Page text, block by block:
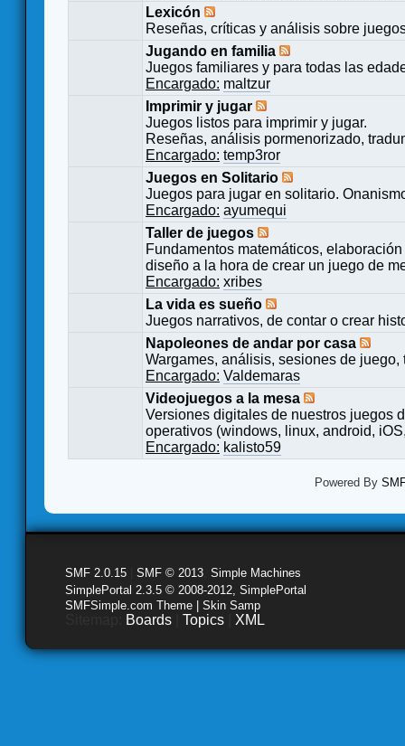
Lexicón
Reseñas, críticas y análisis sobre
Jugando en familia
Juegos familiares y para todas las
Encargado: maltzur
Imprimir y jugar
Juegos listos para imprimir y jugar.
Reseñas, análisis pormenorizado,
Encargado: temp3ror
Juegos en Solitario
Juegos para jugar en solitario.
Encargado: ayumequi
Taller de juegos
Fundamentos matemáticos,
diseño a la hora de crear un juego de
Encargado: xribes
La vida es sueño
Juegos narrativos, de contar o crear
Napoleones de andar por casa
Wargames, análisis, sesiones de
Encargado: Valdemaras
Videojuegos a la mesa
Versiones digitales de nuestros juegos
operativos (windows, linux, android,
Encargado: kalisto59
Powered By
SMF 2.0.15 SMF © 2013 Simple Machines
SimplePortal 2.3.5 © 2008-2012, SimplePortal
SMFSimple.com Theme | Skin Samp
Boards Topics XML